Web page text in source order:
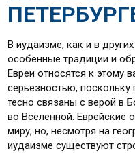
В иудаизме, как и в
особенные традиции и
Евреи относятся к этому
серьезностью, поскольку
тесно связаны с верой в
во Вселенной.
миру, но, несмотря на
иудаизме существуют